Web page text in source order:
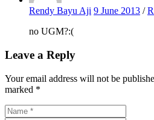
Rendy Bayu Aji 9 June 2013 /
no UGM?:(
Leave a Reply
Your email address will not be
marked *